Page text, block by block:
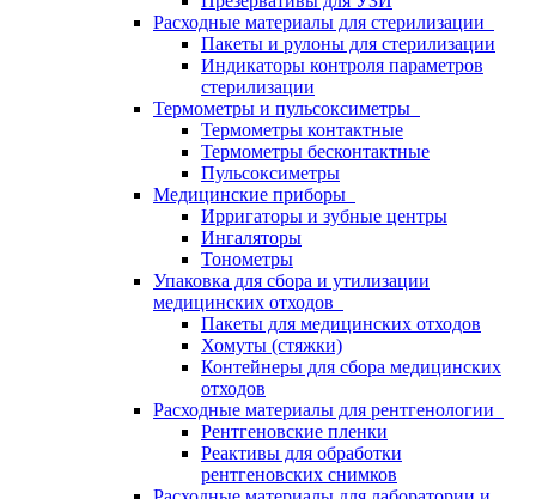
Расходные материалы для стерилизации
Пакеты и рулоны для стерилизации
Индикаторы контроля параметров
стерилизации
Термометры и пульсоксиметры
Термометры контактные
Термометры бесконтактные
Пульсоксиметры
Медицинские приборы
Ирригаторы и зубные центры
Ингаляторы
Тонометры
Упаковка для сбора и утилизации
медицинских отходов
Пакеты для медицинских отходов
Хомуты (стяжки)
Контейнеры для сбора медицинских
отходов
Расходные материалы для рентгенологии
Рентгеновские пленки
Реактивы для обработки
рентгеновских снимков